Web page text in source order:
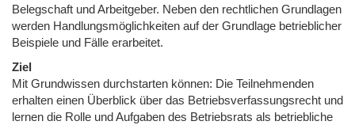
Belegschaft und Arbeitgeber. Neben den rechtlichen Grundlagen
werden Handlungsmöglichkeiten auf der Grundlage betrieblicher
Beispiele und Fälle erarbeitet.
Ziel
Mit Grundwissen durchstarten können: Die Teilnehmenden
erhalten einen Überblick über das Betriebsverfassungsrecht und
lernen die Rolle und Aufgaben des Betriebsrats als betriebliche